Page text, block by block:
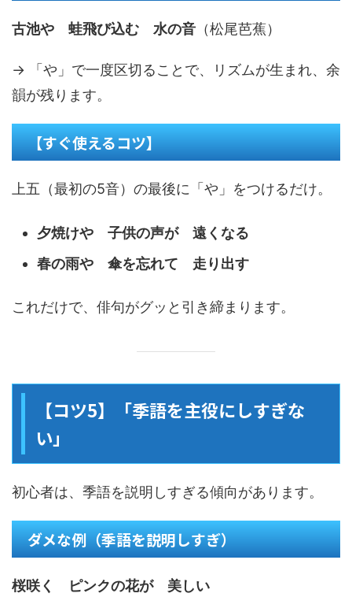
古池や 蛙飛び込む 水の音 （松尾芭蕉）
→ 「や」で一度区切ることで、リズムが生まれ、余
韻が残ります。
【すぐ使えるコツ】
上五（最初の5音）の最後に「や」をつけるだけ。
夕焼けや 子供の声が 遠くなる
春の雨や 傘を忘れて 走り出す
これだけで、俳句がグッと引き締まります。
【コツ5】「季語を主役にしすぎな
い」
初心者は、季語を説明しすぎる傾向があります。
ダメな例（季語を説明しすぎ）
桜咲く ピンクの花が 美しい